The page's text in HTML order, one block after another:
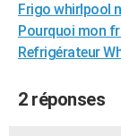
BONS PLANS
CARTE DE VOEUX
Carte de Noël
Carte Bonne année
Carte Saint-Valentin
Carte Pâques
Carte d'anniversaire
DICTIONNAIRE
Frigo whirlpool
Pourquoi mon
Refrigérateur
2 réponses